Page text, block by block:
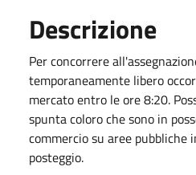
Descrizione
Per concorrere
temporaneamente libero
mercato entro le ore 8:20.
spunta coloro che sono in
commercio su aree
posteggio.